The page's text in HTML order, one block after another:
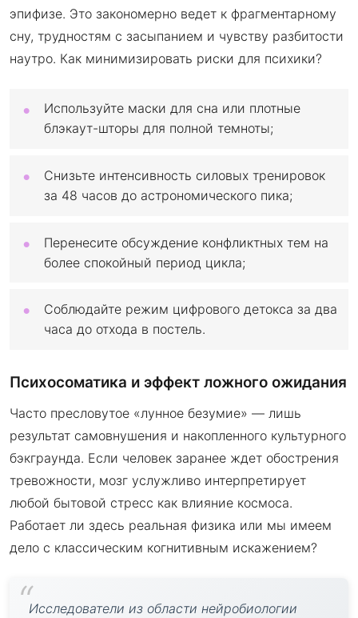
эпифизе. Это закономерно ведет к фрагментарному
сну, трудностям с засыпанием и чувству разбитости
наутро. Как минимизировать риски для психики?
Используйте маски для сна или плотные
блэкаут-шторы для полной темноты;
Снизьте интенсивность силовых тренировок
за 48 часов до астрономического пика;
Перенесите обсуждение конфликтных тем на
более спокойный период цикла;
Соблюдайте режим цифрового детокса за два
часа до отхода в постель.
Психосоматика и эффект ложного ожидания
Часто пресловутое «лунное безумие» — лишь
результат самовнушения и накопленного культурного
бэкграунда. Если человек заранее ждет обострения
тревожности, мозг услужливо интерпретирует
любой бытовой стресс как влияние космоса.
Работает ли здесь реальная физика или мы имеем
дело с классическим когнитивным искажением?
Исследователи из области нейробиологии